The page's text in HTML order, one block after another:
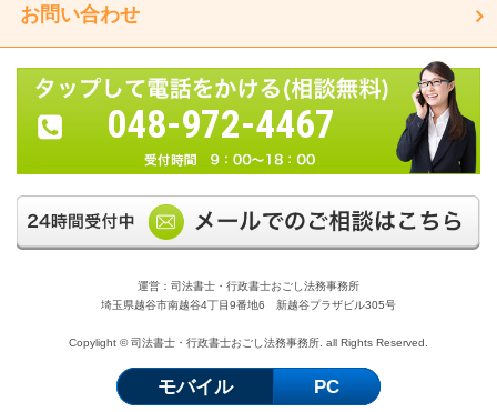
お問い合わせ
048-972-4467
運営：司法書士・行政書士おごし法務事務所
埼玉県越谷市南越谷4丁目9番地6 新越谷プラザビル305号
Copylight © 司法書士・行政書士おごし法務事務所. all Rights Reserved.
モバイル PC